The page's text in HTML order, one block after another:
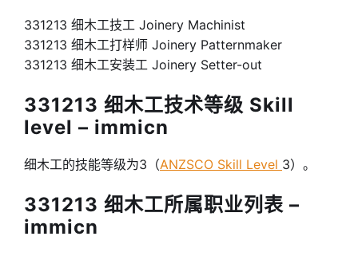
331213 细木工技工 Joinery Machinist
331213 细木工打样师 Joinery Patternmaker
331213 细木工安装工 Joinery Setter-out
331213 细木工技术等级 Skill
level – immicn
细木工的技能等级为3（ANZSCO Skill Level 3）。
331213 细木工所属职业列表 –
immicn